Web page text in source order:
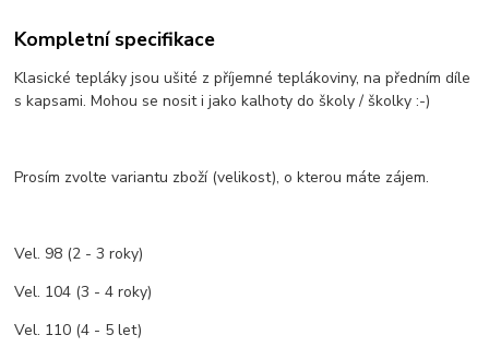
Kompletní specifikace
Klasické tepláky jsou ušité z příjemné teplákoviny, na předním díle
s kapsami. Mohou se nosit i jako kalhoty do školy / školky :-)
Prosím zvolte variantu zboží (velikost), o kterou máte zájem.
Vel. 98 (2 - 3 roky)
Vel. 104 (3 - 4 roky)
Vel. 110 (4 - 5 let)